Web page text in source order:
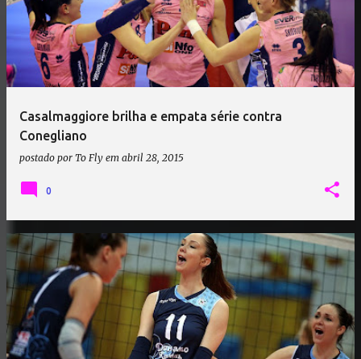
Casalmaggiore brilha e empata série contra
Conegliano
postado por To Fly em abril 28, 2015
0